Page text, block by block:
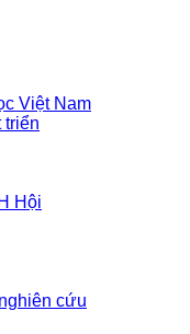
Việt Nam
triển
Hội
cứu